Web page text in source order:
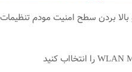
بردن سطح امنیت مودم تنظیمات